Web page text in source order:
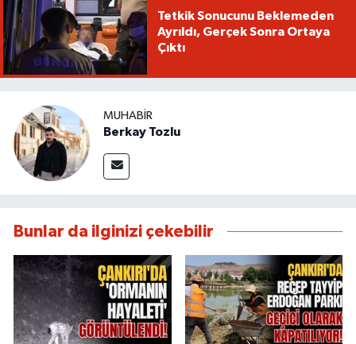
Tetkik Sonucunu Beklemeden
Ayrıldı, Gerçek Sonra Ortaya
Çıktı
MUHABIR
Berkay Tozlu
Bunlar da ilginizi çekebilir